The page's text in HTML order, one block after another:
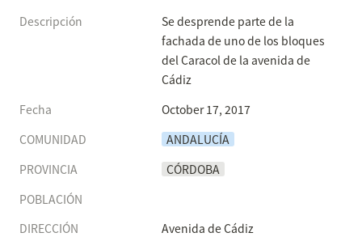
Descripción
Se desprende parte de la
fachada de uno de los bloques
del Caracol de la avenida de
Cádiz
Fecha
October 17, 2017
COMUNIDAD
ANDALUCÍA
PROVINCIA
CÓRDOBA
POBLACIÓN
DIRECCIÓN
Avenida de Cádiz